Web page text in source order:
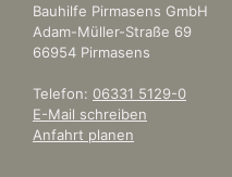
Bauhilfe Pirmasens GmbH
Adam-Müller-Straße 69
66954 Pirmasens
Telefon: 06331 5129-0
E-Mail schreiben
Anfahrt planen